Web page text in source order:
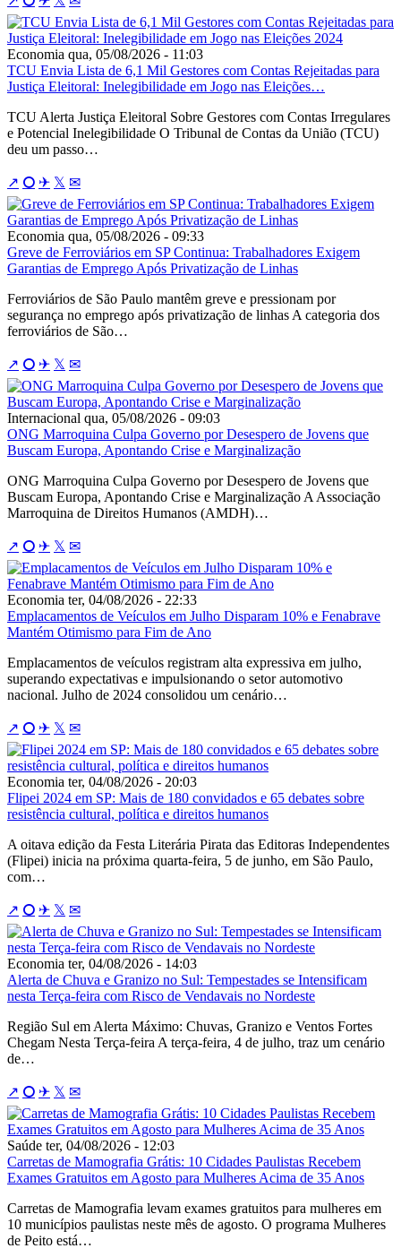
Economia qua, 05/08/2026 - 11:03
TCU Envia Lista de 6,1 Mil Gestores com Contas Rejeitadas para
Justiça Eleitoral: Inelegibilidade em Jogo nas Eleições…
TCU Alerta Justiça Eleitoral Sobre Gestores com Contas Irregulares
e Potencial Inelegibilidade O Tribunal de Contas da União (TCU)
deu um passo…
↗ ⭘ ✈ 𝕏 ✉
Economia qua, 05/08/2026 - 09:33
Greve de Ferroviários em SP Continua: Trabalhadores Exigem
Garantias de Emprego Após Privatização de Linhas
Ferroviários de São Paulo mantêm greve e pressionam por
segurança no emprego após privatização de linhas A categoria dos
ferroviários de São…
↗ ⭘ ✈ 𝕏 ✉
Internacional qua, 05/08/2026 - 09:03
ONG Marroquina Culpa Governo por Desespero de Jovens que
Buscam Europa, Apontando Crise e Marginalização
ONG Marroquina Culpa Governo por Desespero de Jovens que
Buscam Europa, Apontando Crise e Marginalização A Associação
Marroquina de Direitos Humanos (AMDH)…
↗ ⭘ ✈ 𝕏 ✉
Economia ter, 04/08/2026 - 22:33
Emplacamentos de Veículos em Julho Disparam 10% e Fenabrave
Mantém Otimismo para Fim de Ano
Emplacamentos de veículos registram alta expressiva em julho,
superando expectativas e impulsionando o setor automotivo
nacional. Julho de 2024 consolidou um cenário…
↗ ⭘ ✈ 𝕏 ✉
Economia ter, 04/08/2026 - 20:03
Flipei 2024 em SP: Mais de 180 convidados e 65 debates sobre
resistência cultural, política e direitos humanos
A oitava edição da Festa Literária Pirata das Editoras Independentes
(Flipei) inicia na próxima quarta-feira, 5 de junho, em São Paulo,
com…
↗ ⭘ ✈ 𝕏 ✉
Economia ter, 04/08/2026 - 14:03
Alerta de Chuva e Granizo no Sul: Tempestades se Intensificam
nesta Terça-feira com Risco de Vendavais no Nordeste
Região Sul em Alerta Máximo: Chuvas, Granizo e Ventos Fortes
Chegam Nesta Terça-feira A terça-feira, 4 de julho, traz um cenário
de…
↗ ⭘ ✈ 𝕏 ✉
Saúde ter, 04/08/2026 - 12:03
Carretas de Mamografia Grátis: 10 Cidades Paulistas Recebem
Exames Gratuitos em Agosto para Mulheres Acima de 35 Anos
Carretas de Mamografia levam exames gratuitos para mulheres em
10 municípios paulistas neste mês de agosto. O programa Mulheres
de Peito está…